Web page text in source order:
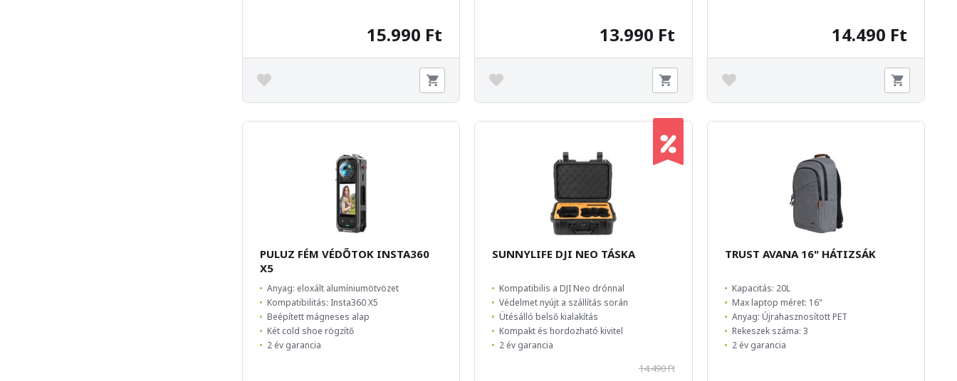
15.990 Ft 13.990 Ft 14.490 Ft
PULUZ FÉM VÉDŐTOK INSTA360
X5
Anyag: eloxált alumíniumötvözet
Kompatibilitás: Insta360 X5
Beépített mágneses alap
Két cold shoe rögzítő
2 év garancia
SUNNYLIFE DJI NEO TÁSKA
Kompatibilis a DJI Neo drónnal
Védelmet nyújt a szállítás során
Ütésálló belső kialakítás
Kompakt és hordozható kivitel
2 év garancia
14.490 Ft
TRUST AVANA 16" HÁTIZSÁK
Kapacitás: 20L
Max laptop méret: 16"
Anyag: Újrahasznosított PET
Rekeszek száma: 3
2 év garancia